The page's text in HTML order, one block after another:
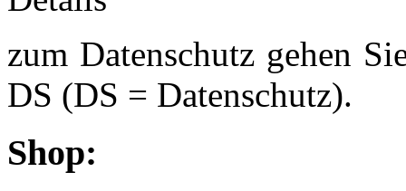
zum Datenschutz gehen
DS (DS = Datenschutz).
Shop: